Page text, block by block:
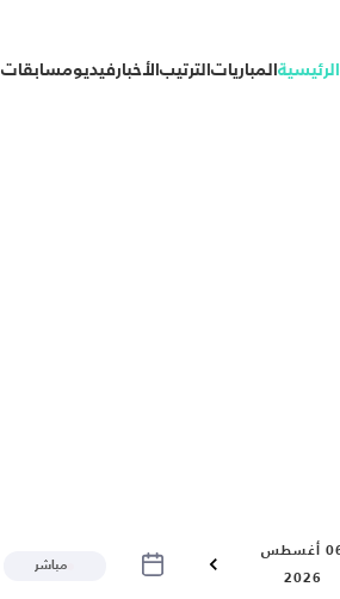
الرئيسيةالمبارياتالترتيبالأخبارفيديومسابقات
06 أغسطس
2026
مباشر